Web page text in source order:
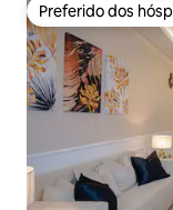
Preferido dos
Preferido dos